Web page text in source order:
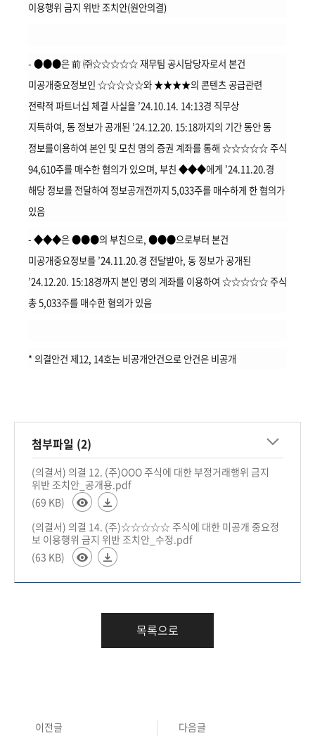
이용행위 금지 위반 조치안(원안의결)
- ●●●은 前 ㈜☆☆☆☆☆ 재무팀 공시담당자로서 본건
미공개중요정보인 ☆☆☆☆☆와 ★★★★의 콘텐츠 공급관련
전략적 파트너십 체결 사실을 ’24.10.14. 14:13경 직무상
지득하여, 동 정보가 공개된 ’24.12.20. 15:18까지의 기간 동안 동
정보를이용하여 본인 및 모친 명의 증권 계좌를 통해 ☆☆☆☆☆ 주식
94,610주를 매수한 혐의가 있으며, 부친 ◆◆◆에게 ’24.11.20.경
해당 정보를 전달하여 정보공개전까지 5,033주를 매수하게 한 혐의가
있음
- ◆◆◆은 ●●●의 부친으로, ●●●으로부터 본건
미공개중요정보를 ’24.11.20.경 전달받아, 동 정보가 공개된
’24.12.20. 15:18경까지 본인 명의 계좌를 이용하여 ☆☆☆☆☆ 주식
총 5,033주를 매수한 혐의가 있음
* 의결안건 제12, 14호는 비공개안건으로 안건은 비공개
첨부파일 (2)
(의결서) 의결 12. (주)OOO 주식에 대한 부정거래행위 금지
위반 조치안_공개용.pdf
(69 KB)
(의결서) 의결 14. (주)☆☆☆☆☆ 주식에 대한 미공개 중요정
보 이용행위 금지 위반 조치안_수정.pdf
(63 KB)
목록으로
이전글 다음글